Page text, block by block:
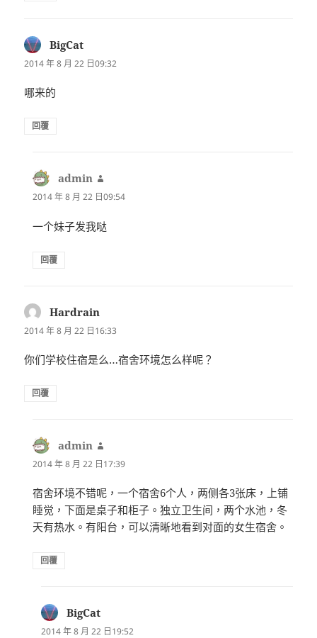
BigCat
示:
2014 年 8 月 22 日09:32
哪来的
回覆
admin
示:
2014 年 8 月 22 日09:54
一个妹子发我哒
回覆
Hardrain
示:
2014 年 8 月 22 日16:33
你们学校住宿是么…宿舍环境怎么样呢？
回覆
admin
示:
2014 年 8 月 22 日17:39
宿舍环境不错呢，一个宿舍6个人，两侧各3张床，上铺
睡觉，下面是桌子和柜子。独立卫生间，两个水池，冬
天有热水。有阳台，可以清晰地看到对面的女生宿舍。
回覆
BigCat
示:
2014 年 8 月 22 日19:52